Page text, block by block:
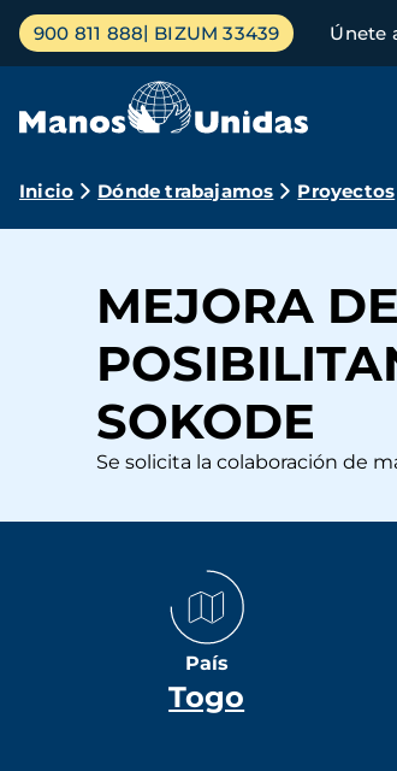
Pasar
contenido
Menú
principal
900 811 888 BIZUM 33439 Únete
Ruta
navegación
Inicio Dónde trabajamos Proyectos
MEJORA
SOKODE
Se solicita la colaboración de
País
Togo